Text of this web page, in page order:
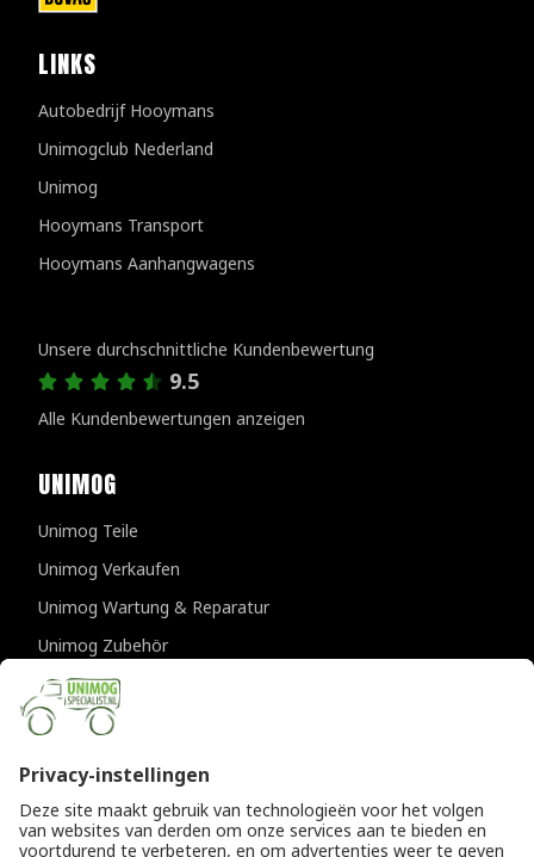
LINKS
Autobedrijf Hooymans
Unimogclub Nederland
Unimog
Hooymans Transport
Hooymans Aanhangwagens
Unsere durchschnittliche Kundenbewertung
9.5
Alle Kundenbewertungen anzeigen
UNIMOG
Unimog Teile
Unimog Verkaufen
Unimog Wartung & Reparatur
Unimog Zubehör
Unimog APK-prufungen
KONTAKTDATEN
Provincialeweg 94-98
Die Niederlande